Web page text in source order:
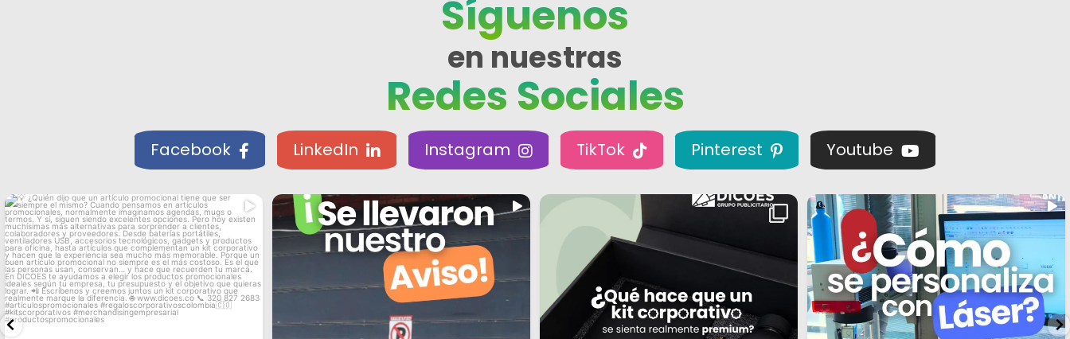
Síguenos
en nuestras
Redes Sociales
Facebook LinkedIn Instagram TikTok Pinterest Youtube
💡 ¿Quién dijo que un artículo promocional
tiene...
3 0
😅 Si les contáramos todas las cosas que nos
pasan ...
¿Alguna vez has guardado una caja solo
✨ ¿Por qué cada vez más empresas eligen
la ...
7